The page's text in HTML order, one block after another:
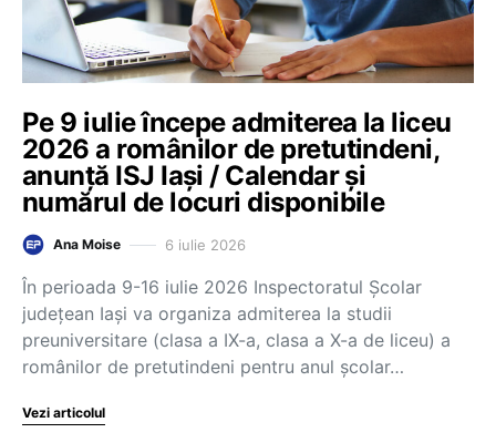
Pe 9 iulie începe admiterea la liceu
2026 a românilor de pretutindeni,
anunță ISJ Iași / Calendar și
numărul de locuri disponibile
Ana Moise 6 iulie 2026
În perioada 9-16 iulie 2026 Inspectoratul Școlar
județean Iași va organiza admiterea la studii
preuniversitare (clasa a IX-a, clasa a X-a de liceu) a
românilor de pretutindeni pentru anul școlar…
Vezi articolul